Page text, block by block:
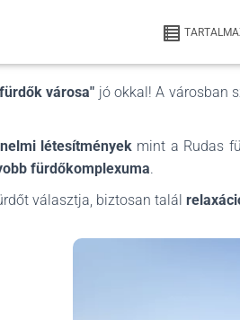
városa" jó okkal! A városban
létesítmények mint a Rudas
fürdőkomplexuma.
választja, biztosan talál